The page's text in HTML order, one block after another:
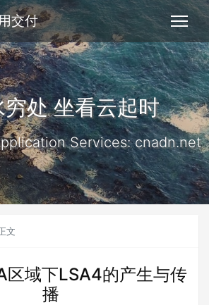
交付
处 坐看云起时
Services: cnadn.net
文
区域下LSA4的产生与传
播